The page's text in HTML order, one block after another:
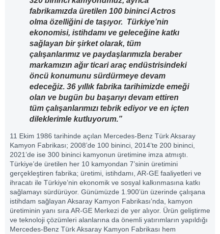
fabrikamızda üretilen 100 bininci Actros
olma özelliğini de taşıyor. Türkiye’nin
ekonomisi, istihdamı ve geleceğine katkı
sağlayan bir şirket olarak, tüm
çalışanlarımız ve paydaşlarımızla beraber
markamızın ağır ticari araç endüstrisindeki
öncü konumunu sürdürmeye devam
edeceğiz. 36 yıllık fabrika tarihimizde emeği
olan ve bugün bu başarıyı devam ettiren
tüm çalışanlarımızı tebrik ediyor ve en içten
dileklerimle kutluyorum.”
11 Ekim 1986 tarihinde açılan Mercedes-Benz Türk Aksaray
Kamyon Fabrikası; 2008’de 100 bininci, 2014’te 200 bininci,
2021’de ise 300 bininci kamyonun üretimine imza atmıştı.
Türkiye’de üretilen her 10 kamyondan 7’sinin üretimini
gerçekleştiren fabrika; üretimi, istihdamı, AR-GE faaliyetleri ve
ihracatı ile Türkiye’nin ekonomik ve sosyal kalkınmasına katkı
sağlamayı sürdürüyor. Günümüzde 1.900’ün üzerinde çalışana
istihdam sağlayan Aksaray Kamyon Fabrikası’nda, kamyon
üretiminin yanı sıra AR-GE Merkezi de yer alıyor. Ürün geliştirme
ve teknoloji çözümleri alanlarına da önemli yatırımların yapıldığı
Mercedes-Benz Türk Aksaray Kamyon Fabrikası hem